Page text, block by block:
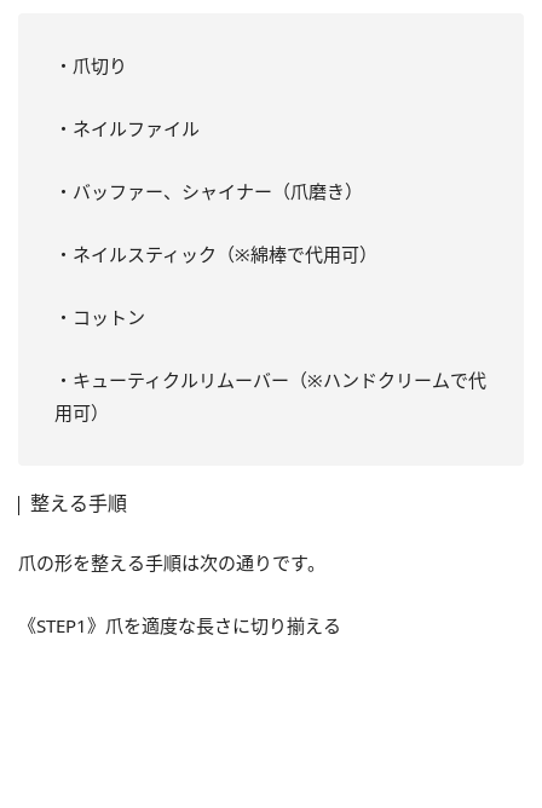
・爪切り
・ネイルファイル
・バッファー、シャイナー（爪磨き）
・ネイルスティック（※綿棒で代用可）
・コットン
・キューティクルリムーバー（※ハンドクリームで代
用可）
整える手順
爪の形を整える手順は次の通りです。
《STEP1》爪を適度な長さに切り揃える